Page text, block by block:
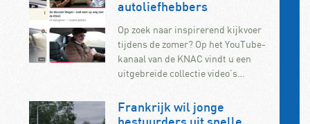
autoliefhebbers
Op zoek naar inspirerend kijkvoer
tijdens de zomer? Op het YouTube-
kanaal van de KNAC vindt u een
uitgebreide collectie video’s…
Frankrijk wil jonge